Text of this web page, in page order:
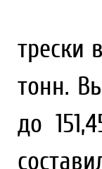
трески
тонн.
до